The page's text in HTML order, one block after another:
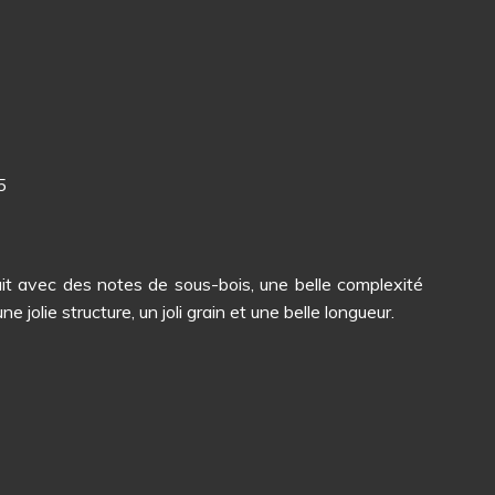
avec des notes de sous-bois, une belle complexité
jolie structure, un joli grain et une belle longueur.